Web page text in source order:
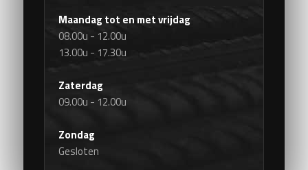
Maandag tot en met vrijdag
08.00u - 12.00u
13.00u - 17.30u
Zaterdag
09.00u - 12.00u
Zondag
Gesloten